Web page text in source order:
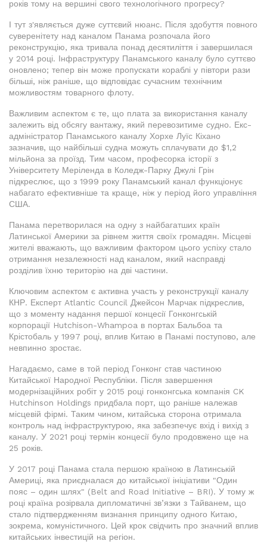
років тому на вершині свого технологічного прогресу?
І тут з'являється дуже суттєвий нюанс. Після здобуття повного
суверенітету над каналом Панама розпочала його
реконструкцію, яка тривала понад десятиліття і завершилася
у 2014 році. Інфраструктуру Панамського каналу було суттєво
оновлено; тепер він може пропускати кораблі у півтори рази
більші, ніж раніше, що відповідає сучасним технічним
можливостям товарного флоту.
Важливим аспектом є те, що плата за використання каналу
залежить від обсягу вантажу, який перевозитиме судно. Екс-
адміністратор Панамського каналу Хорхе Луїс Кіхано
зазначив, що найбільші судна можуть сплачувати до $1,2
мільйона за проїзд. Тим часом, професорка історії з
Університету Меріленда в Коледж-Парку Джулі Грін
підкреслює, що з 1999 року Панамський канал функціонує
набагато ефективніше та краще, ніж у період його управління
США.
Панама перетворилася на одну з найбагатших країн
Латинської Америки за рівнем життя своїх громадян. Місцеві
жителі вважають, що важливим фактором цього успіху стало
отримання незалежності над каналом, який насправді
розділив їхню територію на дві частини.
Ключовим аспектом є активна участь у реконструкції каналу
КНР. Експерт Atlantic Council Джейсон Марчак підкреслив,
що з моменту надання першої концесії Гонконгській
корпорації Hutchison-Whampoa в портах Бальбоа та
Крістобаль у 1997 році, вплив Китаю в Панамі поступово, але
невпинно зростає.
Нагадаємо, саме в той період Гонконг став частиною
Китайської Народної Республіки. Після завершення
модернізаційних робіт у 2015 році гонконгська компанія CK
Hutchinson Holdings придбала порт, що раніше належав
місцевій фірмі. Таким чином, китайська сторона отримала
контроль над інфраструктурою, яка забезпечує вхід і вихід з
каналу. У 2021 році термін концесії було продовжено ще на
25 років.
У 2017 році Панама стала першою країною в Латинській
Америці, яка приєдналася до китайської ініціативи "Один
пояс – один шлях" (Belt and Road Initiative – BRI). У тому ж
році країна розірвала дипломатичні зв’язки з Тайванем, що
стало підтвердженням визнання принципу одного Китаю,
зокрема, комуністичного. Цей крок свідчить про значний вплив
китайських інвестицій на регіон.